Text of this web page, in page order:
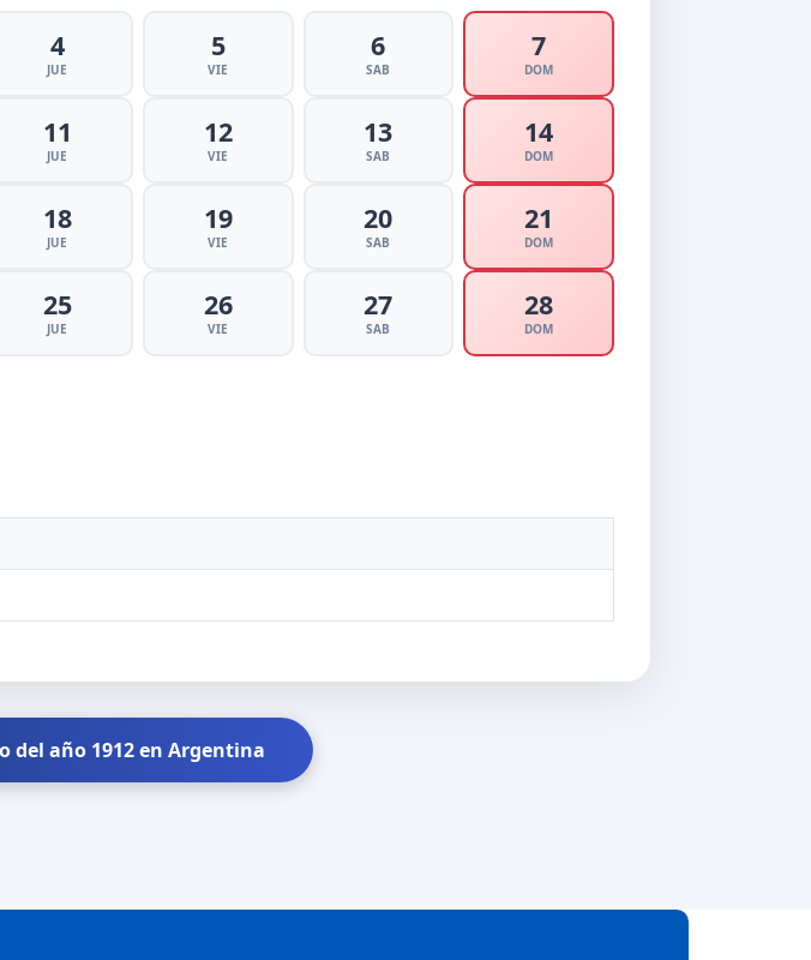
4
JUE
5
VIE
6
SAB
7
DOM
11
JUE
12
VIE
13
SAB
14
DOM
18
JUE
19
VIE
20
SAB
21
DOM
25
JUE
26
VIE
27
SAB
28
DOM
del año 1912 en Argentina